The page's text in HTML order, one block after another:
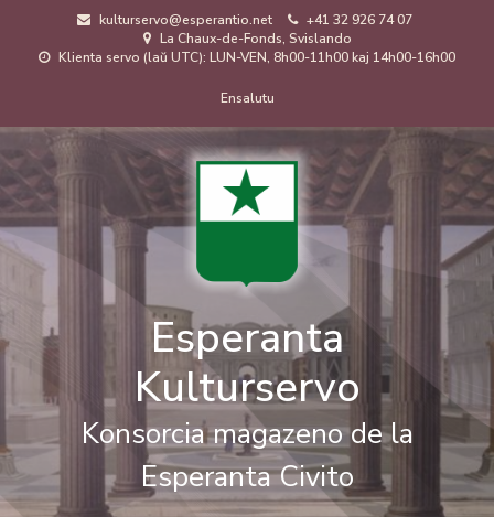
kulturservo@esperantio.net
+41 32 926 74 07
La Chaux-de-Fonds, Svislando
Klienta servo (laŭ UTC): LUN-VEN, 8h00-11h00 kaj 14h00-16h00
de
uzanto
Ensalutu
Esperanta
Kulturservo
Konsorcia magazeno de la
Esperanta Civito